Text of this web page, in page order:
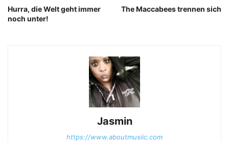
Hurra, die Welt geht immer
noch unter!
The Maccabees trennen sich
Jasmin
https://www.aboutmusiic.com